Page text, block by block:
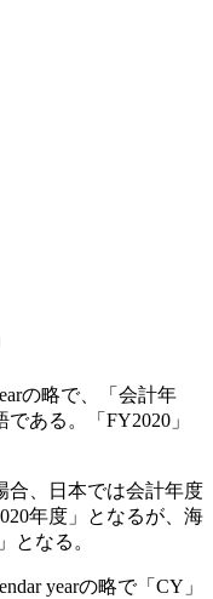
の略で、「会計年
ある。「FY2020」
合、日本では会計年度
年度」となるが、海
となる。
yearの略で「CY」